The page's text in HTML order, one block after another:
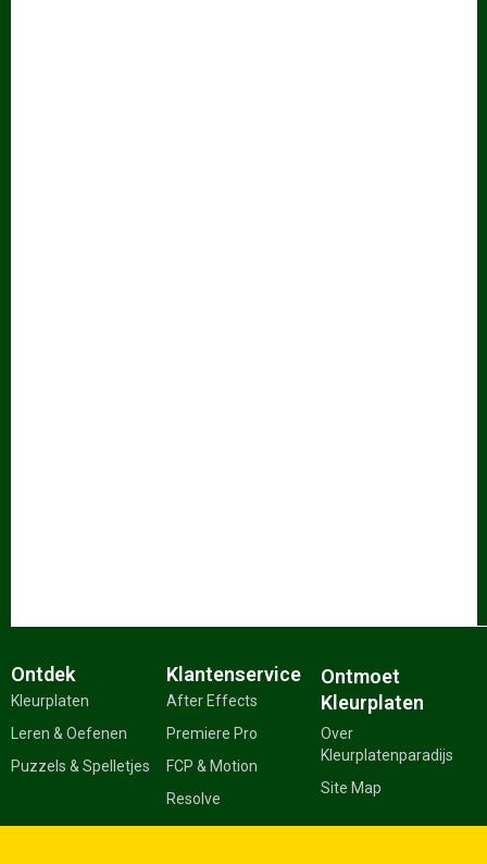
Ontdek
Kleurplaten
Leren & Oefenen
Puzzels & Spelletjes
Klantenservice
After Effects
Premiere Pro
FCP & Motion
Resolve
Ontmoet
Kleurplaten
Over
Kleurplatenparadijs
Site Map